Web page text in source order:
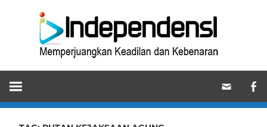
Memperjuangkan
Keadilan
dan